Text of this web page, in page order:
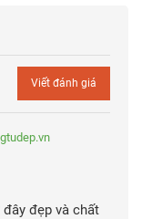
Viết đánh giá
đẹp và chất